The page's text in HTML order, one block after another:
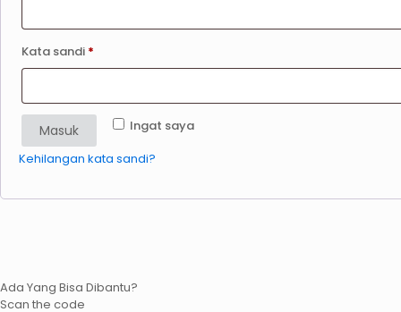
Kata sandi *
Ingat saya
Masuk
Kehilangan kata sandi?
Ada Yang Bisa Dibantu?
Scan the code